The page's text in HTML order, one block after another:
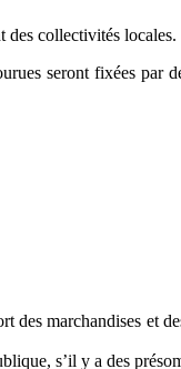
des collectivités locales.
seront fixées par
des marchandises et
s’il y a des